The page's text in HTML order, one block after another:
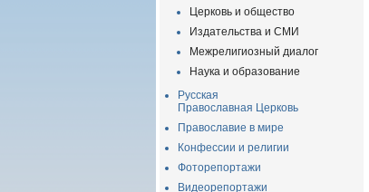
Церковь и общество
Издательства и СМИ
Межрелигиозный диалог
Наука и образование
Русская
Православная Церковь
Православие в мире
Конфессии и религии
Фоторепортажи
Видеорепортажи